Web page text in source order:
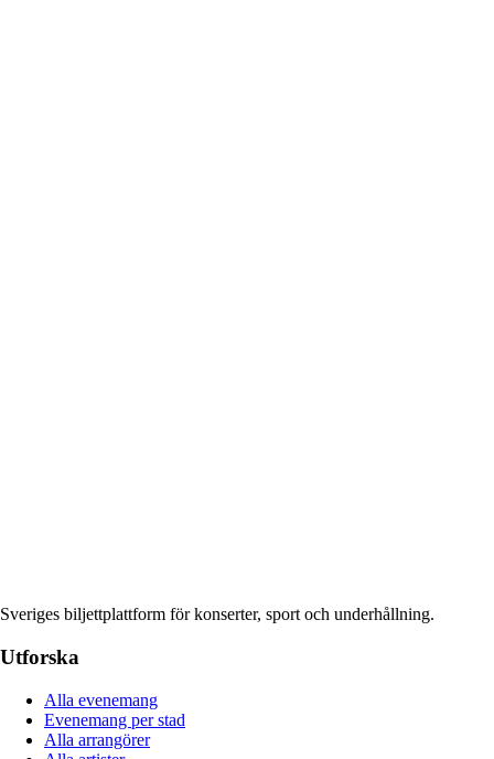
Sveriges biljettplattform för konserter, sport och underhållning.
Utforska
Alla evenemang
Evenemang per stad
Alla arrangörer